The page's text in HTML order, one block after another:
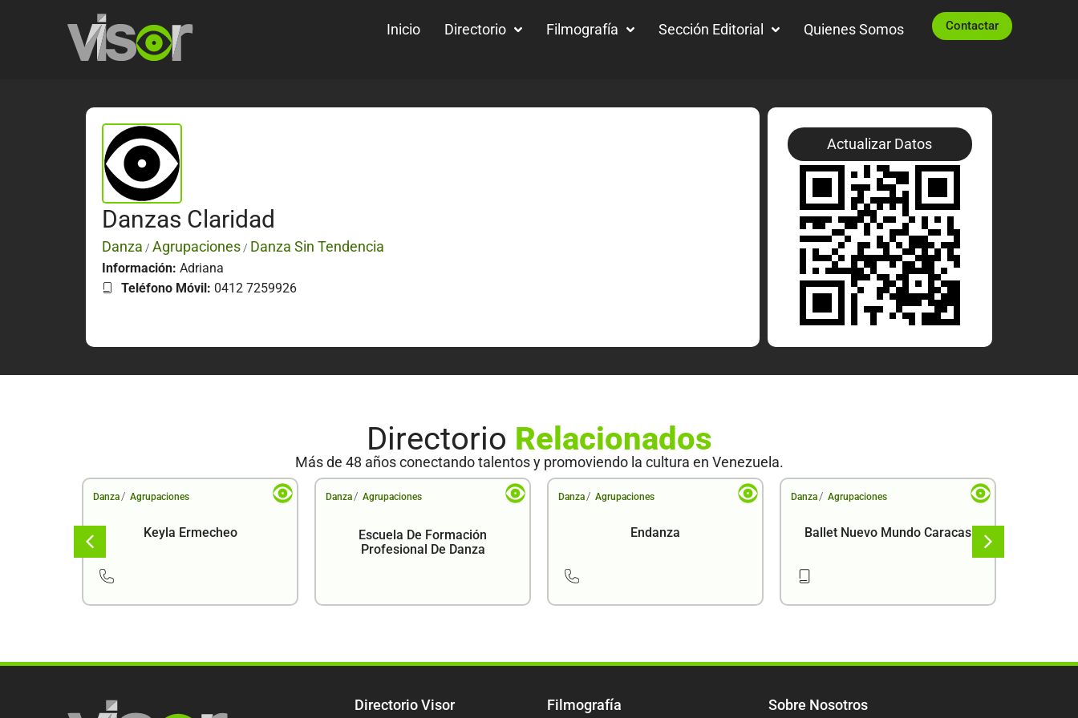
Inicio Directorio Filmografía Sección Editorial Quienes Somos Contactar
Danzas Claridad
Danza / Agrupaciones / Danza Sin Tendencia
Información: Adriana
Teléfono Móvil: 0412 7259926
Actualizar Datos
Directorio Relacionados
Más de 48 años conectando talentos y promoviendo la cultura en Venezuela.
Danza / Agrupaciones
Keyla Ermecheo
Danza / Agrupaciones
Escuela De Formación
Profesional De Danza
Danza / Agrupaciones
Endanza
Danza / Agrupaciones
Ballet Nuevo Mundo Caracas
Directorio Visor Filmografía Sobre Nosotros